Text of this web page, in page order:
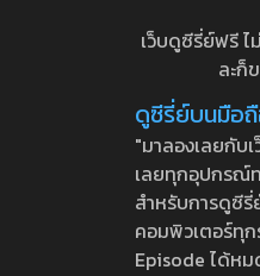
เว็บดูซีรี่ย์ฟรี
ละก็
ดูซีรี่ย์บนมือ
"มาลองเลยกับ
เลยทุกอุปกรณ์ท
สำหรับการดูซี
คอมพิวเตอร์ทุ
Episode ได้ห